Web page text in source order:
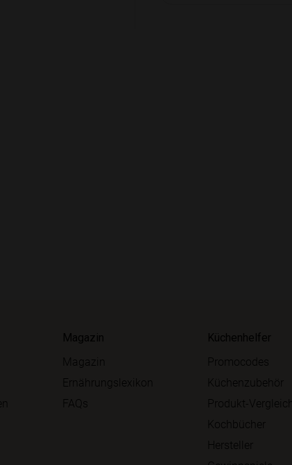
Magazin
Magazin
Ernährungslexikon
FAQs
Küchenhelfer
Promocodes
Küchenzubehör
Produkt-Vergleich
Kochbücher
Hersteller